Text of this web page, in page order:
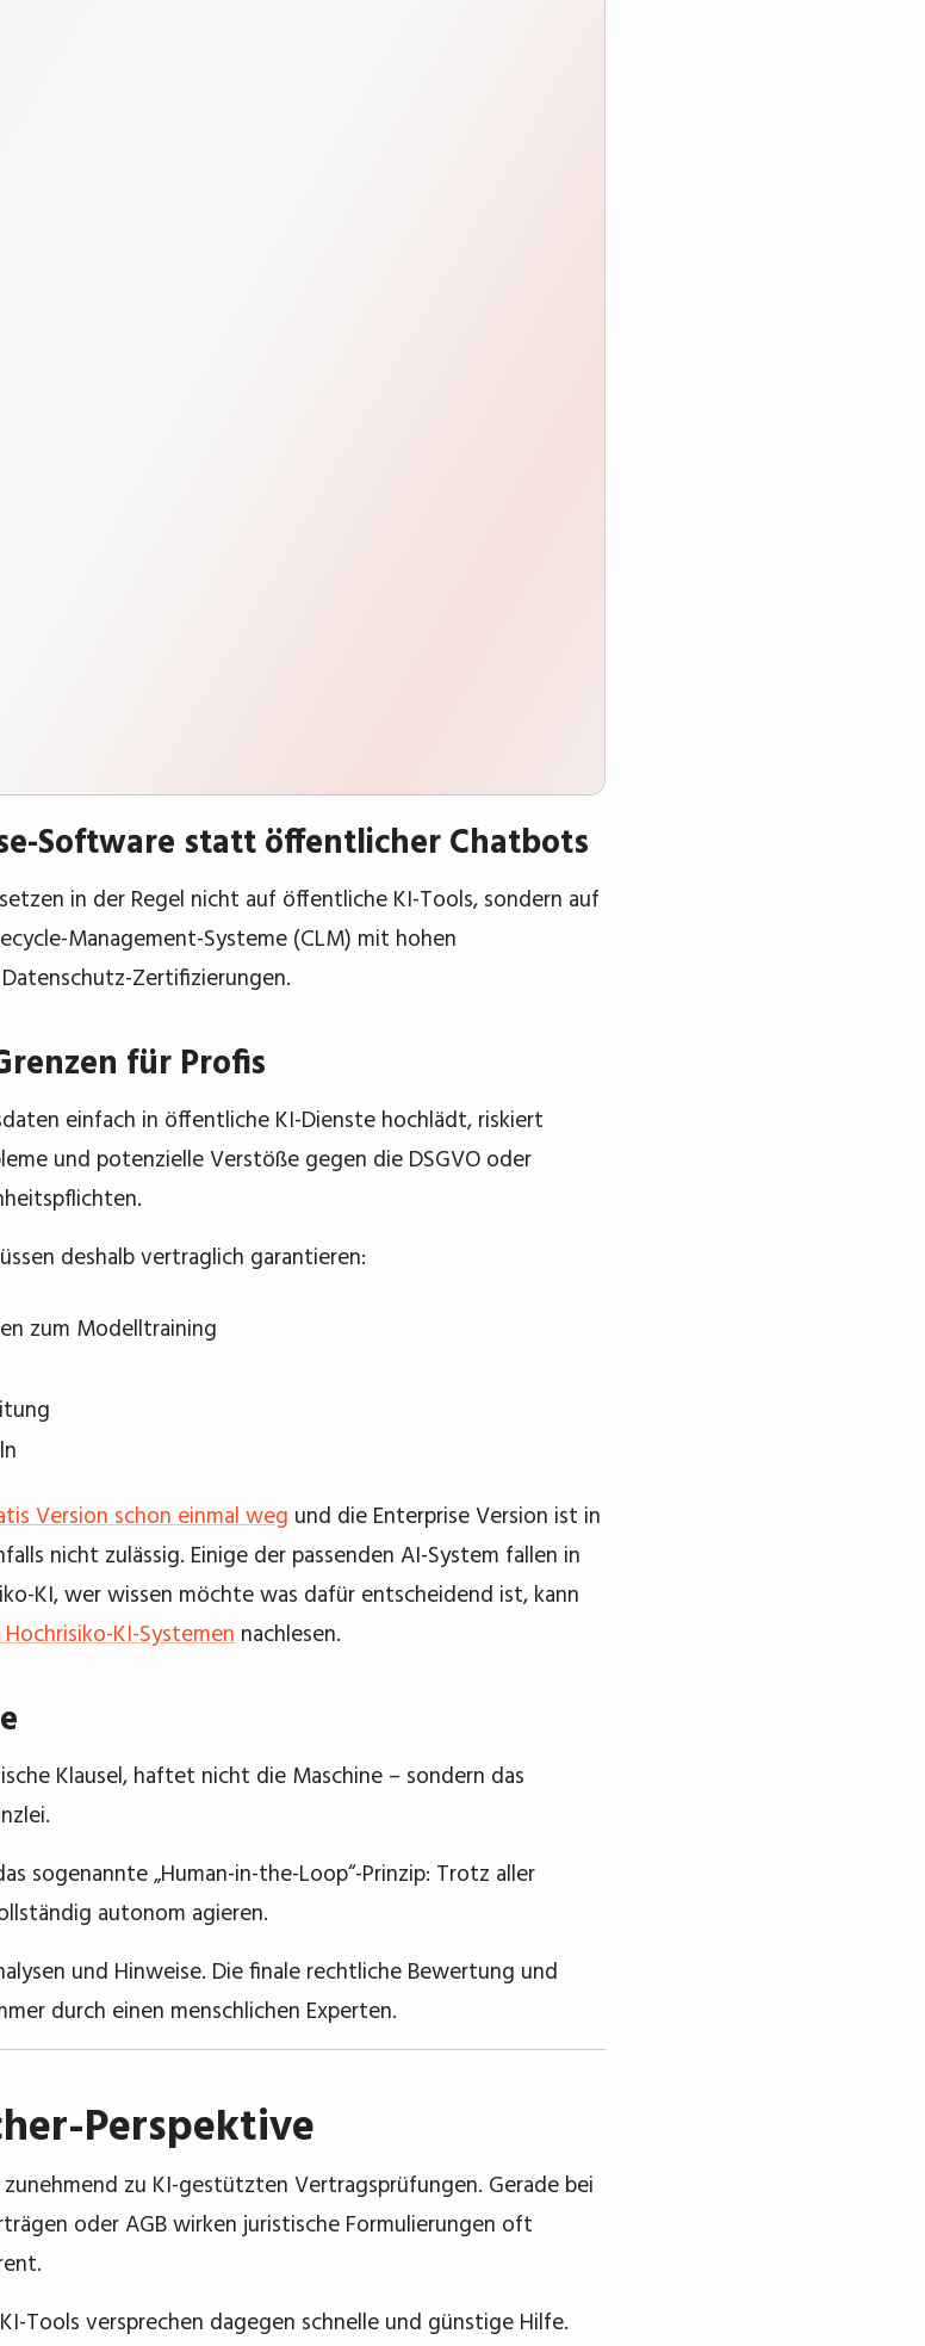
Software statt öffentlicher Chatbots
in der Regel nicht auf öffentliche KI-Tools, sondern auf
Management-Systeme (CLM) mit hohen
Zertifizierungen.
für Profis
einfach in öffentliche KI-Dienste hochlädt, riskiert
und potenzielle Verstöße gegen die DSGVO oder
deshalb vertraglich garantieren:
zum Modelltraining
Version schon einmal weg und die Enterprise Version ist in
nicht zulässig. Einige der passenden AI-System fallen in
KI, wer wissen möchte was dafür entscheidend ist, kann
KI-Systemen nachlesen.
Klausel, haftet nicht die Maschine – sondern das
sogenannte „Human-in-the-Loop“-Prinzip: Trotz aller
autonom agieren.
und Hinweise. Die finale rechtliche Bewertung und
durch einen menschlichen Experten.
Perspektive
zu KI-gestützten Vertragsprüfungen. Gerade bei
oder AGB wirken juristische Formulierungen oft
Tools versprechen dagegen schnelle und günstige Hilfe.